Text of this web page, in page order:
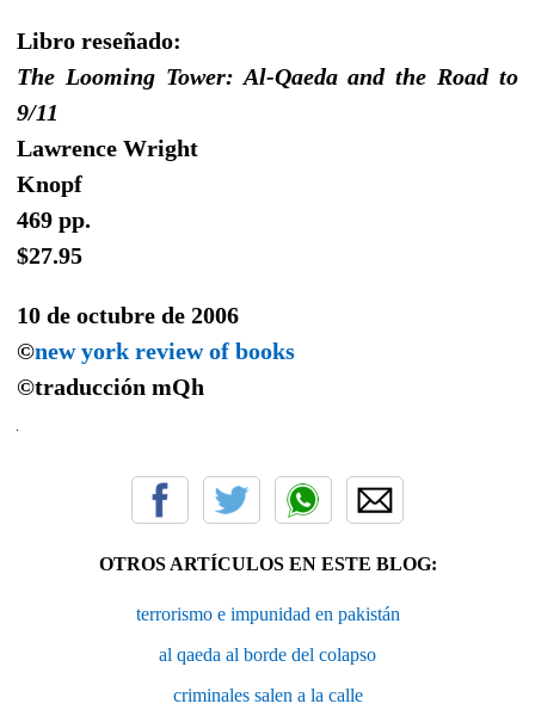
Libro reseñado:
The Looming Tower: Al-Qaeda and the Road to
9/11
Lawrence Wright
Knopf
469 pp.
$27.95
10 de octubre de 2006
©new york review of books
©traducción mQh
OTROS ARTÍCULOS EN ESTE BLOG:
terrorismo e impunidad en pakistán
al qaeda al borde del colapso
criminales salen a la calle